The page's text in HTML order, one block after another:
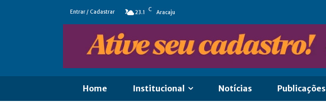
Entrar / Cadastrar 23.1 C Aracaju
Home Institucional Notícias Publicações